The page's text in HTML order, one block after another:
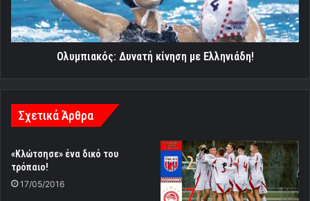
Ολυμπιακός: Δυνατή κίνηση με Ελληνιάδη!
Σχετικά Άρθρα
«Κλώτσησε» ένα δικό του
τρόπαιο!
17/05/2016